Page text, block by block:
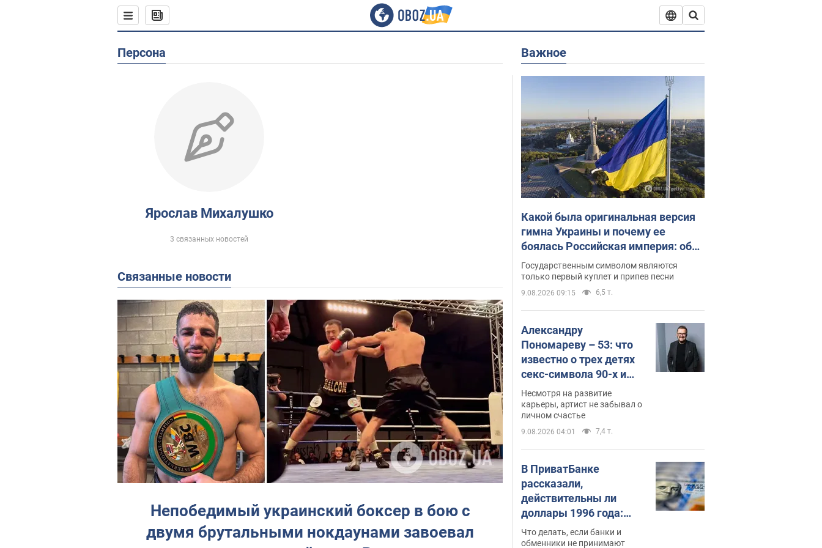
Персона
Ярослав Михалушко
3 связанных новостей
Связанные новости
Непобедимый украинский боксер в бою с
двумя брутальными нокдаунами завоевал
Важное
Какой была оригинальная версия
гимна Украины и почему ее
боялась Российская империя: об
этом не рассказывают в школе
Государственным символом являются
только первый куплет и припев песни
9.08.2026 09:15 6,5 т.
Александру
Пономареву – 53: что
известно о трех детях
секс-символа 90-х и
как они выглядят
Несмотря на развитие
карьеры, артист не забывал о
личном счастье
9.08.2026 04:01 7,4 т.
В ПриватБанке
рассказали,
действительны ли
доллары 1996 года:
принимают ли
обменники и банки
Что делать, если банки и
обменники не принимают